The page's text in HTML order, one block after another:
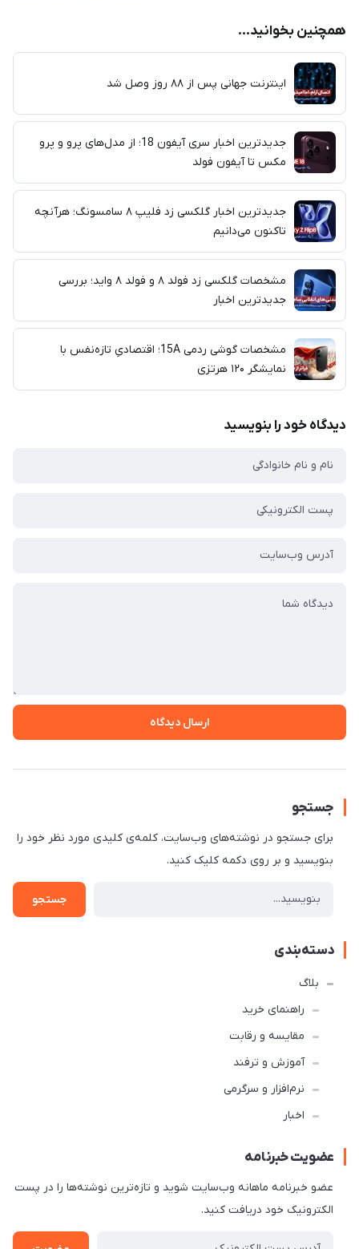
همچنین بخوانید...
اینترنت جهانی پس از ۸۸ روز وصل شد
جدیدترین اخبار سری آیفون 18؛ از مدل‌های پرو و پرو
مکس تا آیفون فولد
جدیدترین اخبار گلکسی زد فلیپ ۸ سامسونگ؛ هرآنچه
تاکنون می‌دانیم
مشخصات گلکسی زد فولد ۸ و فولد ۸ واید؛ بررسی
جدیدترین اخبار
مشخصات گوشی ردمی 15A؛ اقتصادیِ تازه‌نفس با
نمایشگر ۱۲۰ هرتزی
دیدگاه خود را بنویسید
ارسال دیدگاه
جستجو
برای جستجو در نوشته‌های وب‌سایت، کلمه‌ی کلیدی مورد نظر خود را
بنویسید و بر روی دکمه کلیک کنید.
جستجو
دسته‌بندی
بلاگ
راهنمای خرید
مقایسه و رقابت
آموزش و ترفند
نرم‌افزار و سرگرمی
اخبار
عضویت خبرنامه
عضو خبرنامه ماهانه وب‌سایت شوید و تازه‌ترین نوشته‌ها را در پست
الکترونیک خود دریافت کنید.